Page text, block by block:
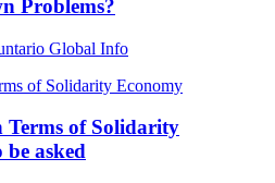
Problems?
Global Info
Terms of Solidarity
be asked